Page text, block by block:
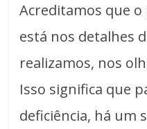
Acreditamos que
está nos detalhes
realizamos, nos
Isso significa que
deficiência, há um